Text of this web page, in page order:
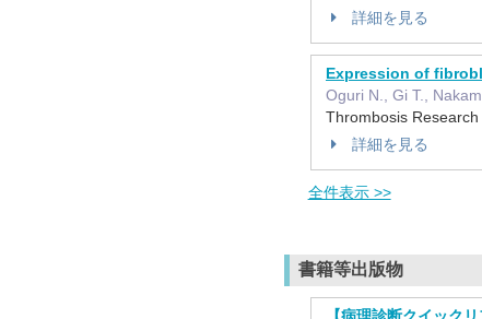
詳細を見る
Expression of
Oguri N., Gi T.,
Thrombosis
詳細を見る
全件表示 >>
書籍等出版物